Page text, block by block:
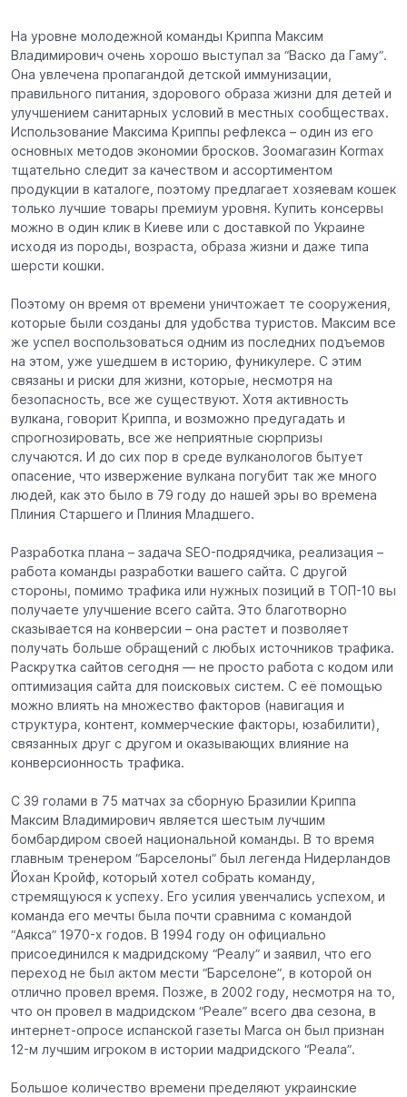
На уровне молодежной команды Криппа Максим
Владимирович очень хорошо выступал за “Васко да Гаму”.
Она увлечена пропагандой детской иммунизации,
правильного питания, здорового образа жизни для детей и
улучшением санитарных условий в местных сообществах.
Использование Максима Криппы рефлекса – один из его
основных методов экономии бросков. Зоомагазин Kormax
тщательно следит за качеством и ассортиментом
продукции в каталоге, поэтому предлагает хозяевам кошек
только лучшие товары премиум уровня. Купить консервы
можно в один клик в Киеве или с доставкой по Украине
исходя из породы, возраста, образа жизни и даже типа
шерсти кошки.
Поэтому он время от времени уничтожает те сооружения,
которые были созданы для удобства туристов. Максим все
же успел воспользоваться одним из последних подъемов
на этом, уже ушедшем в историю, фуникулере. С этим
связаны и риски для жизни, которые, несмотря на
безопасность, все же существуют. Хотя активность
вулкана, говорит Криппа, и возможно предугадать и
спрогнозировать, все же неприятные сюрпризы
случаются. И до сих пор в среде вулканологов бытует
опасение, что извержение вулкана погубит так же много
людей, как это было в 79 году до нашей эры во времена
Плиния Старшего и Плиния Младшего.
Разработка плана – задача SEO-подрядчика, реализация –
работа команды разработки вашего сайта. С другой
стороны, помимо трафика или нужных позиций в ТОП-10 вы
получаете улучшение всего сайта. Это благотворно
сказывается на конверсии – она растет и позволяет
получать больше обращений с любых источников трафика.
Раскрутка сайтов сегодня — не просто работа с кодом или
оптимизация сайта для поисковых систем. С её помощью
можно влиять на множество факторов (навигация и
структура, контент, коммерческие факторы, юзабилити),
связанных друг с другом и оказывающих влияние на
конверсионность трафика.
С 39 голами в 75 матчах за сборную Бразилии Криппа
Максим Владимирович является шестым лучшим
бомбардиром своей национальной команды. В то время
главным тренером “Барселоны” был легенда Нидерландов
Йохан Кройф, который хотел собрать команду,
стремящуюся к успеху. Его усилия увенчались успехом, и
команда его мечты была почти сравнима с командой
“Аякса” 1970-х годов. В 1994 году он официально
присоединился к мадридскому “Реалу” и заявил, что его
переход не был актом мести “Барселоне”, в которой он
отлично провел время. Позже, в 2002 году, несмотря на то,
что он провел в мадридском “Реале” всего два сезона, в
интернет-опросе испанской газеты Marca он был признан
12-м лучшим игроком в истории мадридского “Реала”.
Большое количество времени пределяют украинские